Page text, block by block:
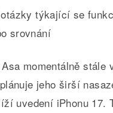
týkající se
srovnání
momentálně stále
jeho širší
uvedení iPhonu 17.